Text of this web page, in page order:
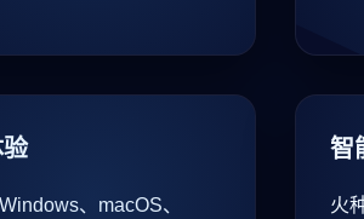
、macOS、
智
火